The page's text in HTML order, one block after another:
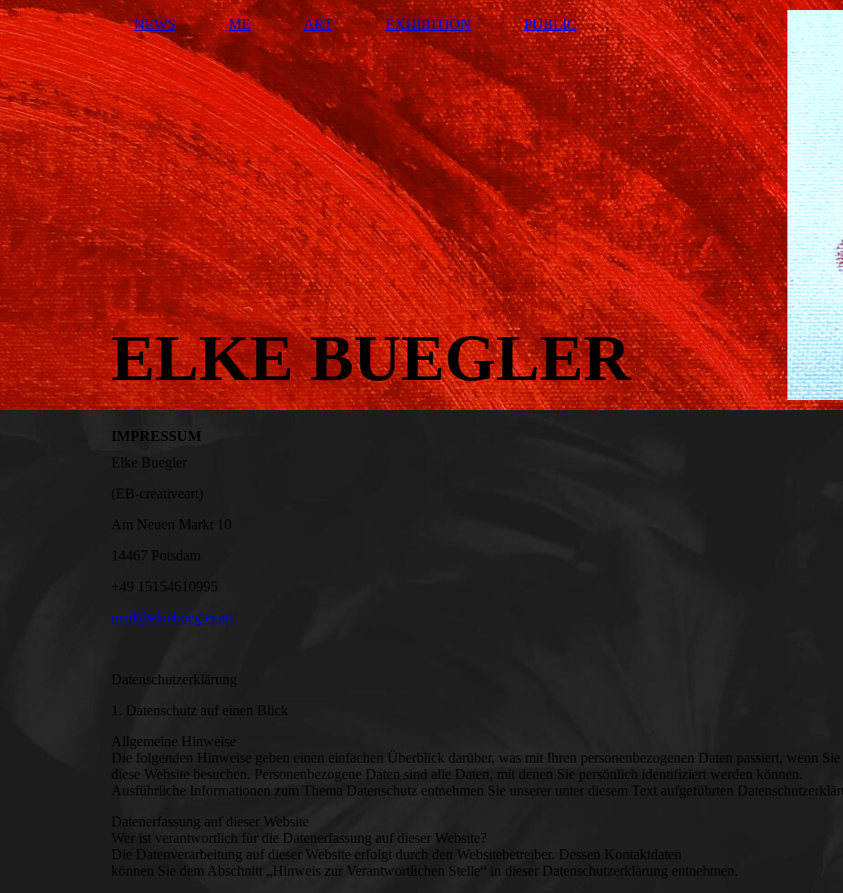
NEWS ME ART EXHIBITION PUBLIC
ELKE BUEGLER
IMPRESSUM
Elke Buegler
(EB-creativeart)
Am Neuen Markt 10
14467 Potsdam
+49 15154610995
mail@elkebuegler.art
Datenschutzerklärung
1. Datenschutz auf einen Blick
Allgemeine Hinweise
Die folgenden Hinweise geben einen einfachen Überblick darüber, was mit Ihren personenbezogenen Daten passiert, wenn Sie
diese Website besuchen. Personenbezogene Daten sind alle Daten, mit denen Sie persönlich identifiziert werden können.
Ausführliche Informationen zum Thema Datenschutz entnehmen Sie unserer unter diesem Text aufgeführten
Datenerfassung auf dieser Website
Wer ist verantwortlich für die Datenerfassung auf dieser Website?
Die Datenverarbeitung auf dieser Website erfolgt durch den Websitebetreiber. Dessen Kontaktdaten
können Sie dem Abschnitt „Hinweis zur Verantwortlichen Stelle“ in dieser Datenschutzerklärung entnehmen.